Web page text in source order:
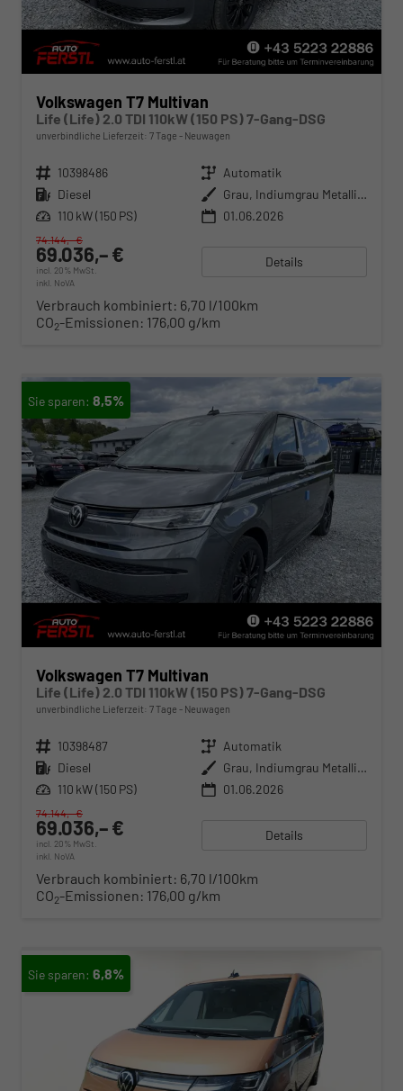
Volkswagen T7 Multivan
Life (Life) 2.0 TDI 110kW (150 PS) 7-Gang-DSG
unverbindliche Lieferzeit: 7 Tage Neuwagen
Fahrzeugnr. 10398486 Getriebe Automatik
Kraftstoff Diesel Außenfarbe
Grau, Indiumgrau Metallic (X3)
Leistung 110 kW (150 PS) 01.06.2026
69.036,– €
incl. 20% MwSt.
inkl. NoVA
74.144,– €
Details
Verbrauch kombiniert: 6,70 l/100km
CO2-Emissionen: 176,00 g/km
8,5%
Volkswagen T7 Multivan
Life (Life) 2.0 TDI 110kW (150 PS) 7-Gang-DSG
unverbindliche Lieferzeit: 7 Tage Neuwagen
Fahrzeugnr. 10398487 Getriebe Automatik
Kraftstoff Diesel Außenfarbe
Grau, Indiumgrau Metallic (X3)
Leistung 110 kW (150 PS) 01.06.2026
69.036,– €
incl. 20% MwSt.
inkl. NoVA
74.144,– €
Details
Verbrauch kombiniert: 6,70 l/100km
CO2-Emissionen: 176,00 g/km
6,8%